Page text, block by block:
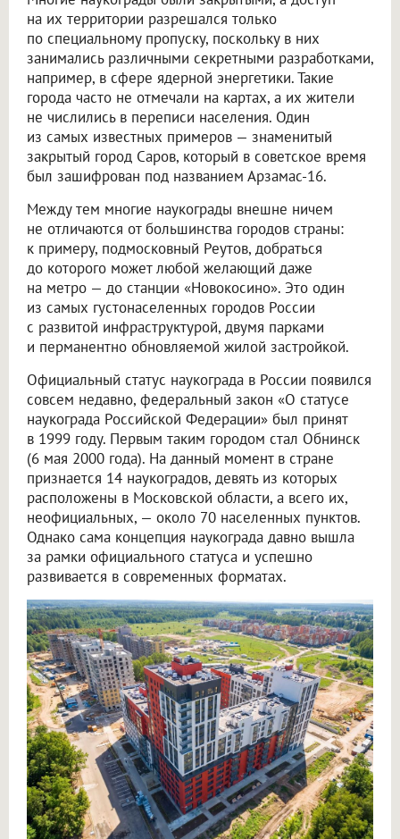
на их территории разрешался только
по специальному пропуску, поскольку в них
занимались различными секретными разработками,
например, в сфере ядерной энергетики. Такие
города часто не отмечали на картах, а их жители
не числились в переписи населения. Один
из самых известных примеров — знаменитый
закрытый город Саров, который в советское время
был зашифрован под названием Арзамас-16.
Между тем многие наукограды внешне ничем
не отличаются от большинства городов страны:
к примеру, подмосковный Реутов, добраться
до которого может любой желающий даже
на метро — до станции «Новокосино». Это один
из самых густонаселенных городов России
с развитой инфраструктурой, двумя парками
и перманентно обновляемой жилой застройкой.
Официальный статус наукограда в России появился
совсем недавно, федеральный закон «О статусе
наукограда Российской Федерации» был принят
в 1999 году. Первым таким городом стал Обнинск
(6 мая 2000 года). На данный момент в стране
признается 14 наукоградов, девять из которых
расположены в Московской области, а всего их,
неофициальных, — около 70 населенных пунктов.
Однако сама концепция наукограда давно вышла
за рамки официального статуса и успешно
развивается в современных форматах.